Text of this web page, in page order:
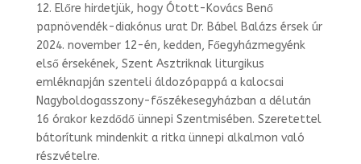
12. Előre hirdetjük, hogy Ótott-Kovács Benő
papnövendék-diakónus urat Dr. Bábel Balázs érsek úr
2024. november 12-én, kedden, Főegyházmegyénk
első érsekének, Szent Asztriknak liturgikus
emléknapján szenteli áldozópappá a kalocsai
Nagyboldogasszony-főszékesegyházban a délután
16 órakor kezdődő ünnepi Szentmisében. Szeretettel
bátorítunk mindenkit a ritka ünnepi alkalmon való
részvételre.